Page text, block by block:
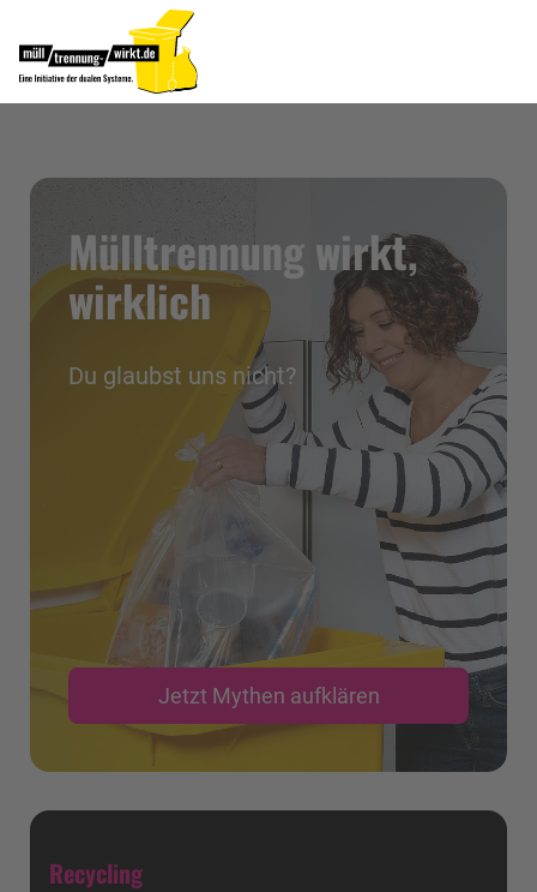
Mülltrennung wirkt,
wirklich
Du glaubst uns nicht?
Jetzt Mythen aufklären
Recycling